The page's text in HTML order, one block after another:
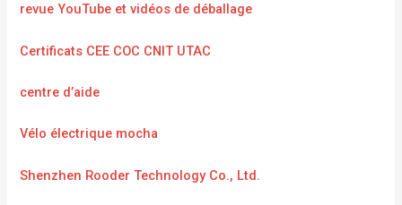
revue YouTube et vidéos de déballage
Certificats CEE COC CNIT UTAC
centre d’aide
Vélo électrique mocha
Shenzhen Rooder Technology Co., Ltd.